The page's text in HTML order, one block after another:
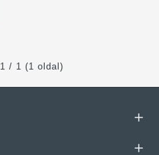
/ 1 (1 oldal)